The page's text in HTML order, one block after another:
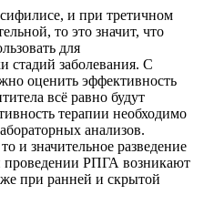
и при третичном
то это значит, что
для
стадий заболевания. С
оценить эффективность
всё равно будут
терапии необходимо
анализов.
и значительное разведение
проведении РПГА возникают
при ранней и скрытой